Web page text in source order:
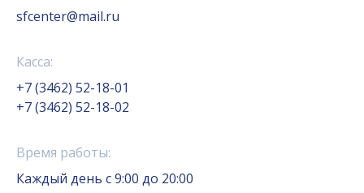
sfcenter@mail.ru
Касса:
+7 (3462) 52-18-01
+7 (3462) 52-18-02
Время работы:
Каждый день с 9:00 до 20:00